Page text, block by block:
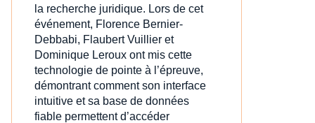
la recherche juridique. Lors de cet
événement, Florence Bernier-
Debbabi, Flaubert Vuillier et
Dominique Leroux ont mis cette
technologie de pointe à l’épreuve,
démontrant comment son interface
intuitive et sa base de données
fiable permettent d’accéder